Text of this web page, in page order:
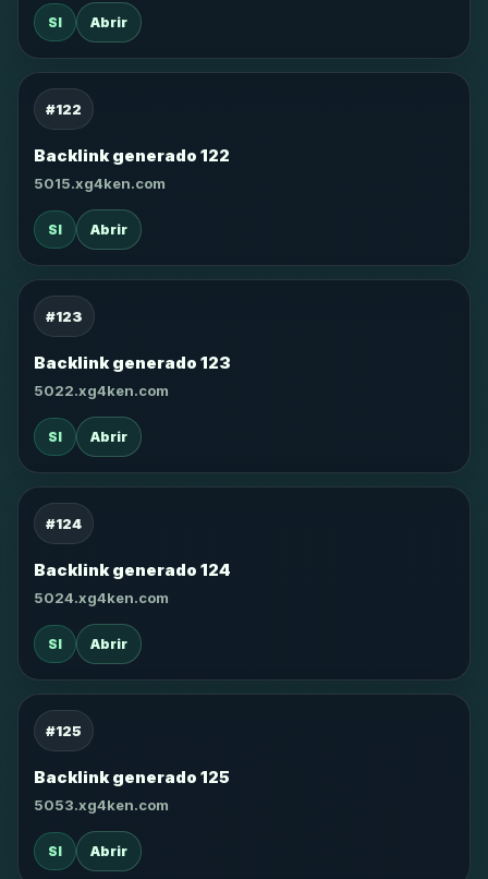
SI Abrir
#122
Backlink generado 122
5015.xg4ken.com
SI Abrir
#123
Backlink generado 123
5022.xg4ken.com
SI Abrir
#124
Backlink generado 124
5024.xg4ken.com
SI Abrir
#125
Backlink generado 125
5053.xg4ken.com
SI Abrir